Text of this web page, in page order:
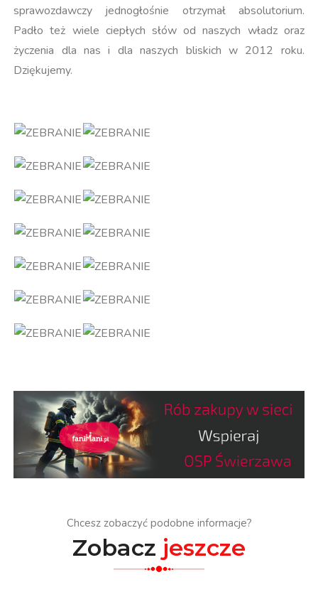
sprawozdawczy jednogłośnie otrzymał absolutorium.
Padło też wiele ciepłych słów od naszych władz oraz
życzenia dla nas i dla naszych bliskich w 2012 roku.
Dziękujemy.
Chcesz zobaczyć podobne informacje?
Zobacz jeszcze